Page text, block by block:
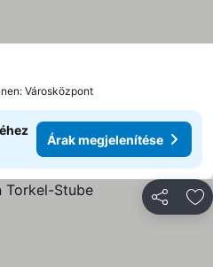
Városközpont
Árak megjelenítése